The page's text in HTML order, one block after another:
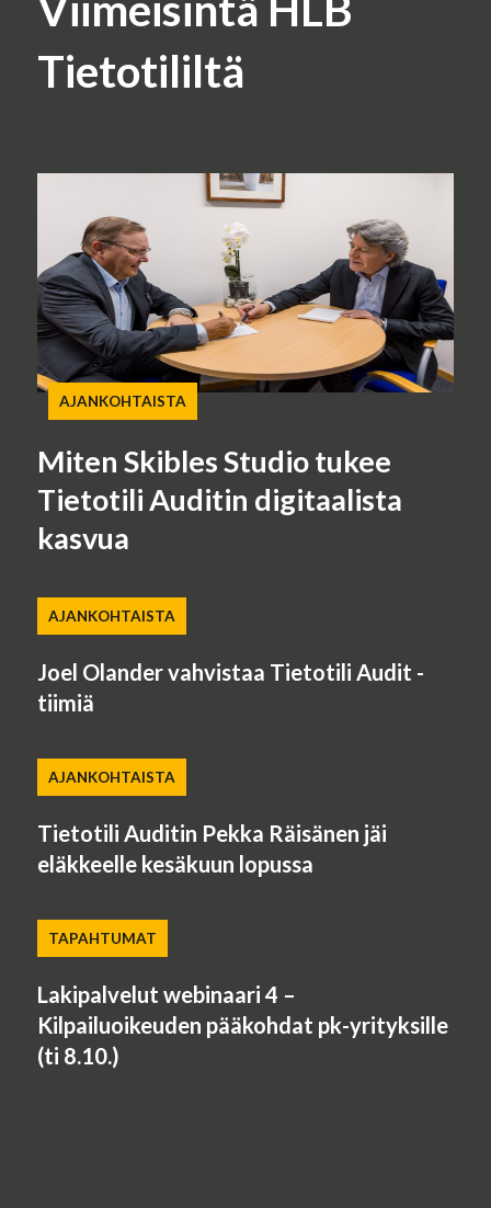
Tietotililtä
AJANKOHTAISTA
Miten Skibles Studio tukee
Tietotili Auditin digitaalista
kasvua
AJANKOHTAISTA
Joel Olander vahvistaa Tietotili Audit -
tiimiä
AJANKOHTAISTA
Tietotili Auditin Pekka Räisänen jäi
eläkkeelle kesäkuun lopussa
TAPAHTUMAT
Lakipalvelut webinaari 4 –
Kilpailuoikeuden pääkohdat pk-yrityksille
(ti 8.10.)